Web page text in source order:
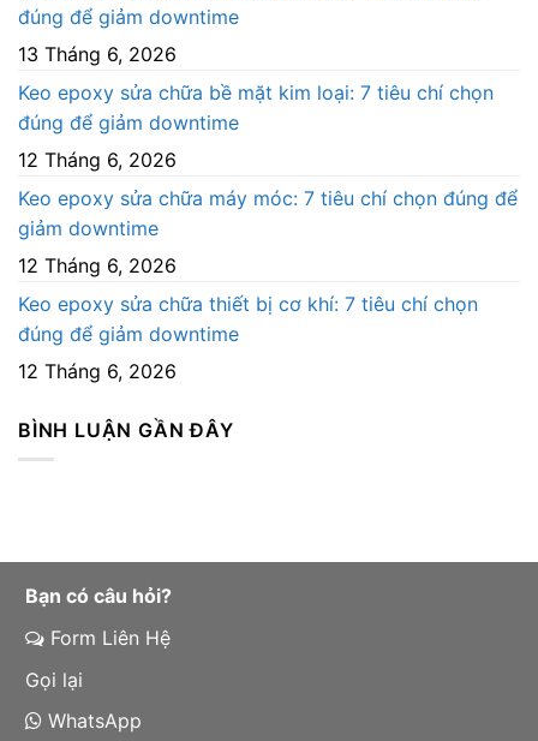
đúng để giảm downtime
13 Tháng 6, 2026
Keo epoxy sửa chữa bề mặt kim loại: 7 tiêu chí chọn
đúng để giảm downtime
12 Tháng 6, 2026
Keo epoxy sửa chữa máy móc: 7 tiêu chí chọn đúng để
giảm downtime
12 Tháng 6, 2026
Keo epoxy sửa chữa thiết bị cơ khí: 7 tiêu chí chọn
đúng để giảm downtime
12 Tháng 6, 2026
BÌNH LUẬN GẦN ĐÂY
Bạn có câu hỏi?
Form Liên Hệ
Gọi lại
WhatsApp